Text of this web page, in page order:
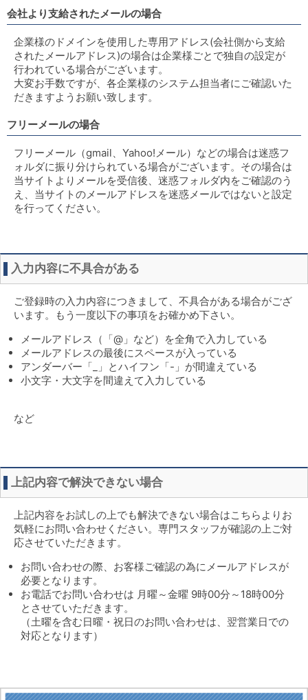
会社より支給されたメールの場合
企業様のドメインを使用した専用アドレス(会社側から支給
されたメールアドレス)の場合は企業様ごとで独自の設定が
行われている場合がございます。
大変お手数ですが、各企業様のシステム担当者にご確認いた
だきますようお願い致します。
フリーメールの場合
フリーメール（gmail、Yahoo!メール）などの場合は迷惑フ
ォルダに振り分けられている場合がございます。その場合は
当サイトよりメールを受信後、迷惑フォルダ内をご確認のう
え、当サイトのメールアドレスを迷惑メールではないと設定
を行ってください。
入力内容に不具合がある
ご登録時の入力内容につきまして、不具合がある場合がござ
います。もう一度以下の事項をお確かめ下さい。
メールアドレス（「@」など）を全角で入力している
メールアドレスの最後にスペースが入っている
アンダーバー「_」とハイフン「-」が間違えている
小文字・大文字を間違えて入力している
など
上記内容で解決できない場合
上記内容をお試しの上でも解決できない場合はこちらよりお
気軽にお問い合わせください。専門スタッフが確認の上ご対
応させていただきます。
お問い合わせの際、お客様ご確認の為にメールアドレスが
必要となります。
お電話でお問い合わせは 月曜～金曜 9時00分～18時00分
とさせていただきます。
（土曜を含む日曜・祝日のお問い合わせは、翌営業日での
対応となります）